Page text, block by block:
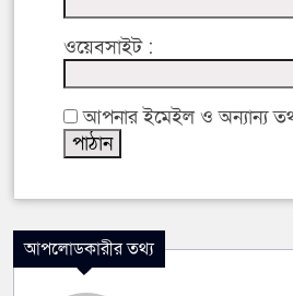
ওয়েবসাইট :
আপনার ইমেইল ও অন্যান্য
আপলোডকারীর তথ্য